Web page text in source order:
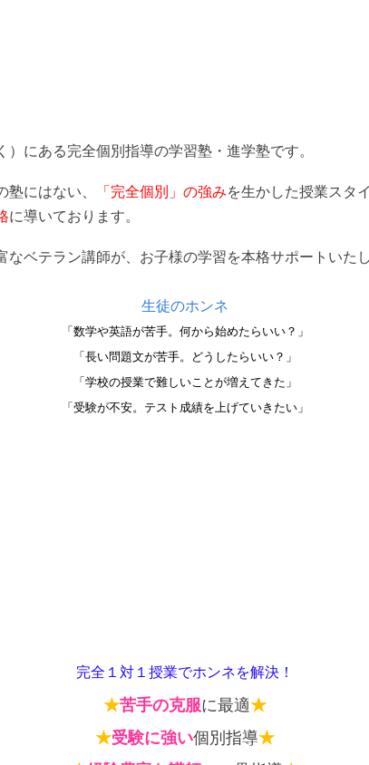
）にある完全個別指導の学習塾・進学塾です。
塾にはない、 「完全個別」の強みを生かした授業スタ
に導いております。
なベテラン講師が、お子様の学習を本格サポートいたし
生徒のホンネ
「数学や英語が苦手。何から始めたらいい？」
「長い問題文が苦手。どうしたらいい？」
「学校の授業で難しいことが増えてきた」
「受験が不安。テスト成績を上げていきたい」
完全１対１授業でホンネを解決！
★苦手の克服に最適★
★受験に強い個別指導★